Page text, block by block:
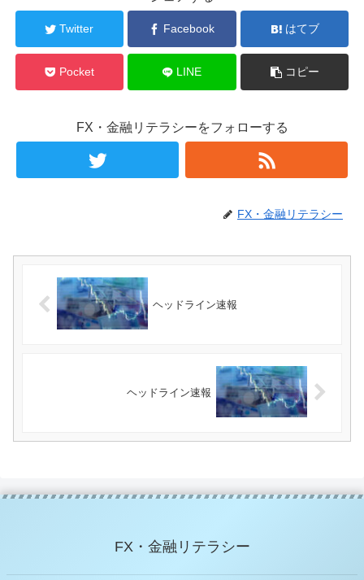
Twitter Facebook はてブ
Pocket LINE コピー
FX・金融リテラシーをフォローする
FX・金融リテラシー
ヘッドライン速報
ヘッドライン速報
FX・金融リテラシー